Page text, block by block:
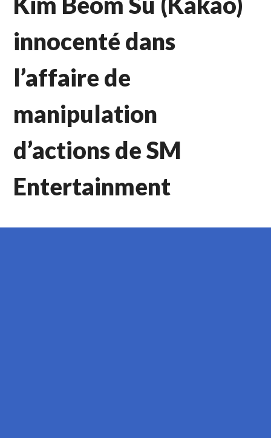
innocenté dans
l’affaire de
manipulation
d’actions de SM
Entertainment